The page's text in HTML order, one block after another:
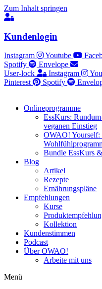
Zum Inhalt springen
Kundenlogin
Instagram Youtube
Spotify
Envelope
User-lock
Instagram
Pinterest
Spotify
Onlineprogramme
EssKurs:
veganen Einstieg
OWAO! Yourself:
Bundle EssKurs
Blog
Artikel
Rezepte
Ernährungspläne
Empfehlungen
Kurse
Kollektion
Kundenstimmen
Podcast
Über OWAO!
Arbeite mit uns
Menü